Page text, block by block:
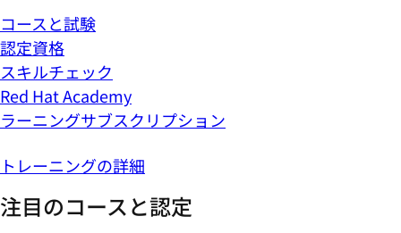
コースと試験
認定資格
スキルチェック
Red Hat Academy
ラーニングサブスクリプション
トレーニングの詳細
注目のコースと認定